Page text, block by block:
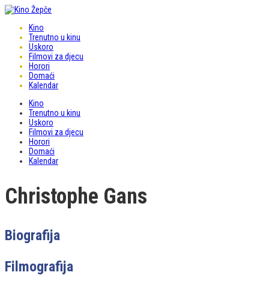
Kino
Trenutno u kinu
Uskoro
Filmovi za djecu
Horori
Domaći
Kalendar
Kino
Trenutno u kinu
Uskoro
Filmovi za djecu
Horori
Domaći
Kalendar
Christophe Gans
Biografija
Filmografija